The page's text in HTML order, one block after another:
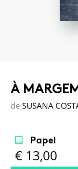
À
de SUSANA
Papel
€ 13,00